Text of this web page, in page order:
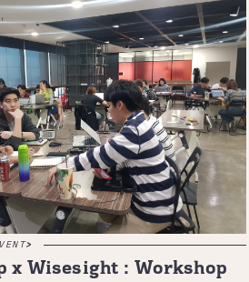
x Wisesight : Workshop